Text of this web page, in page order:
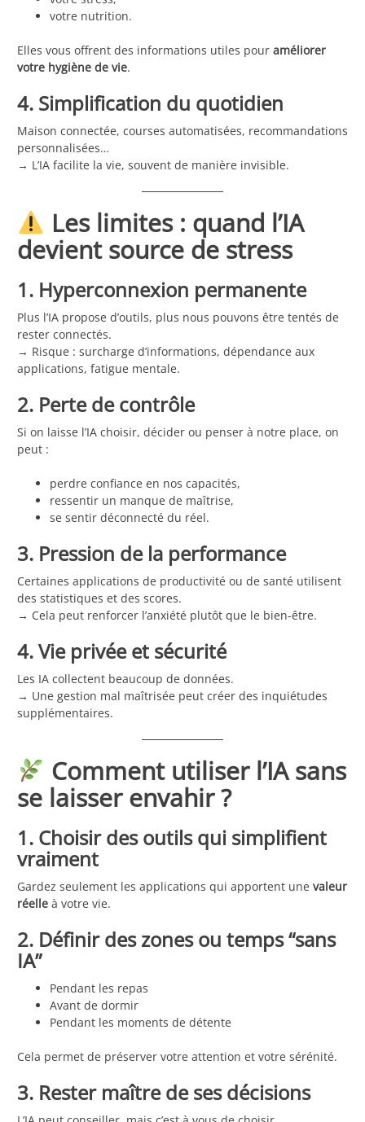
votre nutrition.
Elles vous offrent des informations utiles pour améliorer
votre hygiène de vie.
4. Simplification du quotidien
Maison connectée, courses automatisées, recommandations
personnalisées…
→ L’IA facilite la vie, souvent de manière invisible.
Les limites : quand l’IA
devient source de stress
1. Hyperconnexion permanente
Plus l’IA propose d’outils, plus nous pouvons être tentés de
rester connectés.
→ Risque : surcharge d’informations, dépendance aux
applications, fatigue mentale.
2. Perte de contrôle
Si on laisse l’IA choisir, décider ou penser à notre place, on
peut :
perdre confiance en nos capacités,
ressentir un manque de maîtrise,
se sentir déconnecté du réel.
3. Pression de la performance
Certaines applications de productivité ou de santé utilisent
des statistiques et des scores.
→ Cela peut renforcer l’anxiété plutôt que le bien-être.
4. Vie privée et sécurité
Les IA collectent beaucoup de données.
→ Une gestion mal maîtrisée peut créer des inquiétudes
supplémentaires.
Comment utiliser l’IA sans
se laisser envahir ?
1. Choisir des outils qui simplifient
vraiment
Gardez seulement les applications qui apportent une valeur
réelle à votre vie.
2. Définir des zones ou temps “sans
IA”
Pendant les repas
Avant de dormir
Pendant les moments de détente
Cela permet de préserver votre attention et votre sérénité.
3. Rester maître de ses décisions